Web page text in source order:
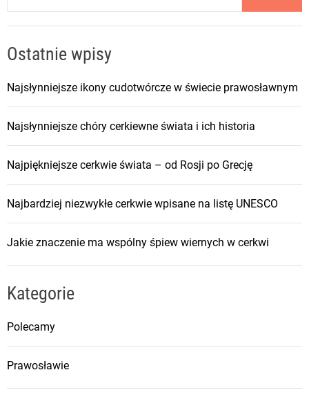
Ostatnie wpisy
Najsłynniejsze ikony cudotwórcze w świecie prawosławnym
Najsłynniejsze chóry cerkiewne świata i ich historia
Najpiękniejsze cerkwie świata – od Rosji po Grecję
Najbardziej niezwykłe cerkwie wpisane na listę UNESCO
Jakie znaczenie ma wspólny śpiew wiernych w cerkwi
Kategorie
Polecamy
Prawosławie